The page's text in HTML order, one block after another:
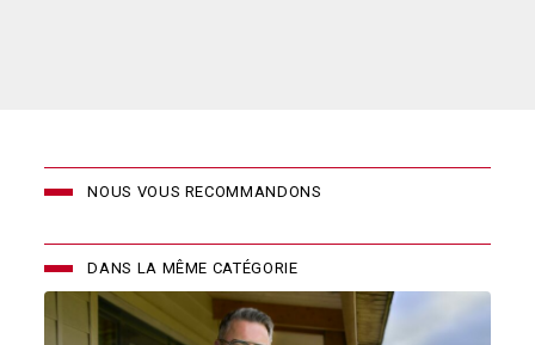
NOUS VOUS RECOMMANDONS
DANS LA MÊME CATÉGORIE